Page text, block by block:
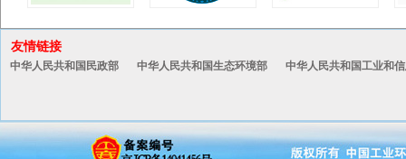
友情链接
中华人民共和国民政部 中华人民共和国生态环境部 中华人民共和国工业和